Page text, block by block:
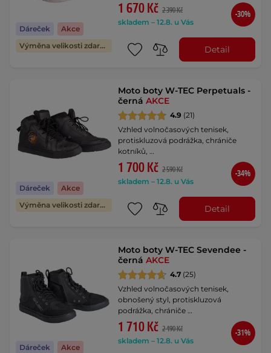
Dáreček
Akce
Výměna velikosti zdarma
1 670 Kč 2 390 Kč
skladem – 12.8. u Vás
-30%
Detail
Dáreček
Akce
Výměna velikosti zdarma
Moto boty W-TEC Perpetuals -
černáAKCE
4.9 (21)
Vzhled volnočasových tenisek,
protiskluzová podrážka, chrániče
kotníků, …
1 700 Kč 2 590 Kč
skladem – 12.8. u Vás
-34%
Detail
Dáreček
Akce
Moto boty W-TEC Sevendee -
černáAKCE
4.7 (25)
Vzhled volnočasových tenisek,
obnošený styl, protiskluzová
podrážka, chrániče …
1 710 Kč 2 490 Kč
skladem – 12.8. u Vás
-31%